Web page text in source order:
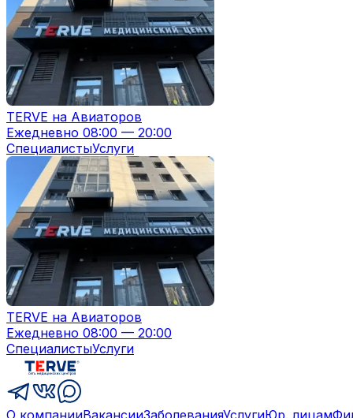
TERVE на Авиаторов
Ежедневно 08:00 — 20:00
СпециалистыУслуги
TERVE на Авиаторов
Ежедневно 08:00 — 20:00
СпециалистыУслуги
О компанииВакансииЗаболеванияУслугиЮр. лицам